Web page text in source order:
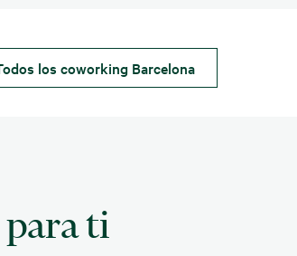
los coworking Barcelona
para ti